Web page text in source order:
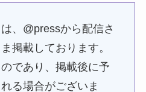
、@pressから配信さ
掲載しております。
であり、掲載後に予
る場合がございま